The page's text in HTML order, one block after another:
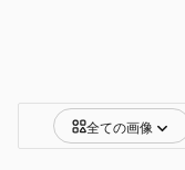
全ての画像